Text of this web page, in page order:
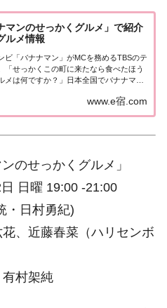
マンのせっかくグルメ」で紹介
ルメ情報
ビ「バナナマン」がMCを務めるTBSのテ
「せっかくこの町に来たなら食べたほう
メは何ですか？」日本全国でバナナマン
www.e宿.com
のせっかくグルメ」
日曜 19:00 -21:00
・日村勇紀)
、近藤春菜（ハリセンボ
有村架純